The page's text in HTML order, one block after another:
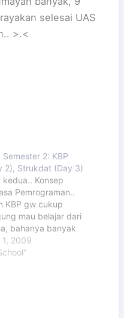
selesai UAS
>.<
Semester 2: KBP
2), Strukdat (Day 3)
kedua.. Konsep
Pemrograman..
KBP gw cukup
mau belajar dari
bahanya banyak
buku ga punya,
ga lengkap, bahasa
1, 2009